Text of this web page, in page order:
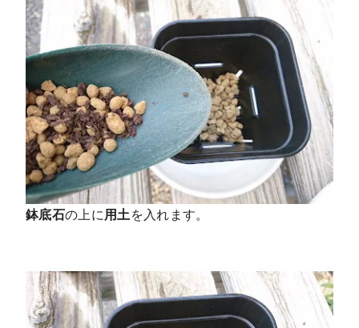
鉢底石の上に 用土 を入れます。